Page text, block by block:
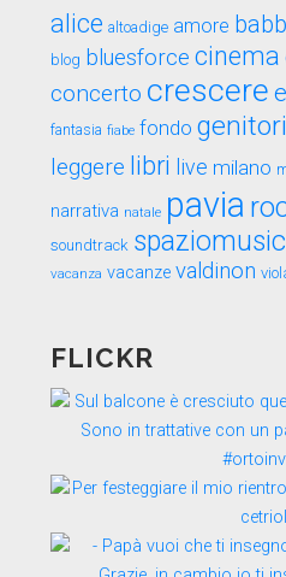
alice altoadige amore
blog bluesforce cinema
concerto crescere
fantasia fiabe fondo genitori
leggere libri live milano
narrativa natale pavia
soundtrack
vacanza vacanze valdinon
FLICKR